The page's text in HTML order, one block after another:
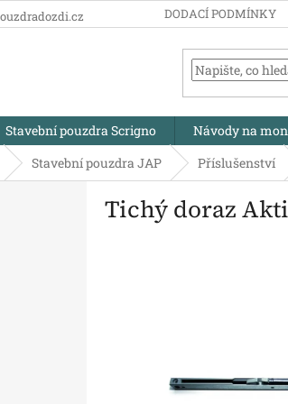
DODACÍ PODMÍNKY
Stavební pouzdra Scrigno Návody na
Stavební pouzdra JAP Příslušenství
Tichý doraz